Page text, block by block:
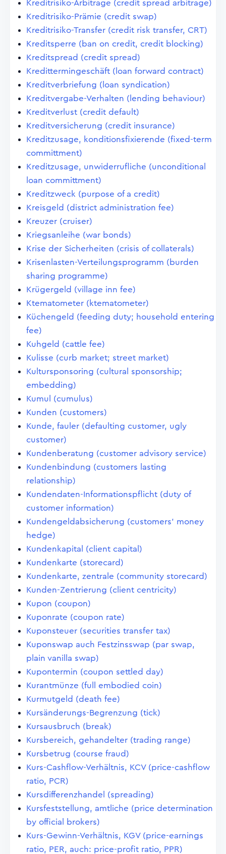
Kreditrisiko-Arbitrage (credit spread arbitrage)
Kreditrisiko-Prämie (credit swap)
Kreditrisiko-Transfer (credit risk transfer, CRT)
Kreditsperre (ban on credit, credit blocking)
Kreditspread (credit spread)
Kredittermingeschäft (loan forward contract)
Kreditverbriefung (loan syndication)
Kreditvergabe-Verhalten (lending behaviour)
Kreditverlust (credit default)
Kreditversicherung (credit insurance)
Kreditzusage, konditionsfixierende (fixed-term
committment)
Kreditzusage, unwiderrufliche (unconditional
loan committment)
Kreditzweck (purpose of a credit)
Kreisgeld (district administration fee)
Kreuzer (cruiser)
Kriegsanleihe (war bonds)
Krise der Sicherheiten (crisis of collaterals)
Krisenlasten-Verteilungsprogramm (burden
sharing programme)
Krügergeld (village inn fee)
Ktematometer (ktematometer)
Küchengeld (feeding duty; household entering
fee)
Kuhgeld (cattle fee)
Kulisse (curb market; street market)
Kultursponsoring (cultural sponsorship;
embedding)
Kumul (cumulus)
Kunden (customers)
Kunde, fauler (defaulting customer, ugly
customer)
Kundenberatung (customer advisory service)
Kundenbindung (customers lasting
relationship)
Kundendaten-Informationspflicht (duty of
customer information)
Kundengeldabsicherung (customers' money
hedge)
Kundenkapital (client capital)
Kundenkarte (storecard)
Kundenkarte, zentrale (community storecard)
Kunden-Zentrierung (client centricity)
Kupon (coupon)
Kuponrate (coupon rate)
Kuponsteuer (securities transfer tax)
Kuponswap auch Festzinsswap (par swap,
plain vanilla swap)
Kupontermin (coupon settled day)
Kurantmünze (full embodied coin)
Kurmutgeld (death fee)
Kursänderungs-Begrenzung (tick)
Kursausbruch (break)
Kursbereich, gehandelter (trading range)
Kursbetrug (course fraud)
Kurs-Cashflow-Verhältnis, KCV (price-cashflow
ratio, PCR)
Kursdifferenzhandel (spreading)
Kursfeststellung, amtliche (price determination
by official brokers)
Kurs-Gewinn-Verhältnis, KGV (price-earnings
ratio, PER, auch: price-profit ratio, PPR)